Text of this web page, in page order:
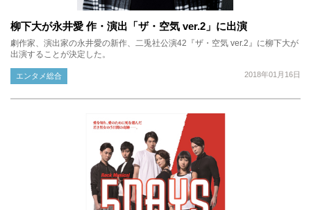
柳下大が永井愛 作・演出「ザ・空気 ver.2」に出演
劇作家、演出家の永井愛の新作、二兎社公演42『ザ・空気 ver.2』に柳下大が
出演することが決定した。
2018年01月16日
エンタメ総合